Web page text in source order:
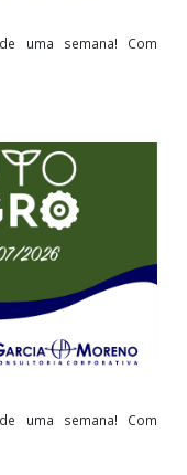
de uma semana!